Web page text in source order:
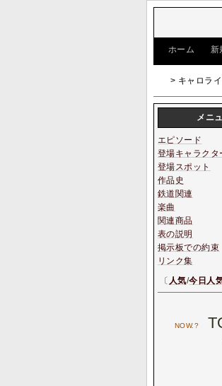
ホーム 新
> キャロラ
メニ
エピソード
登場キャラクタ
登場スポット
作品史
鉄道関連
楽曲
関連商品
表の説明
掲示板での約束
リンク集
〔 人気/今日人
NOW.?